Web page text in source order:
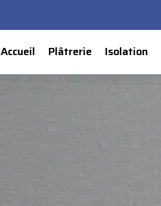
Accueil Plâtrerie Isolation